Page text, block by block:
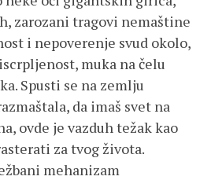
zarozani tragovi nemaštine
i nepoverenje svud okolo,
muka na čelu
Spusti se na zemlju
da imaš svet na
ovde je vazduh težak kao
za tvog života.
mehanizam